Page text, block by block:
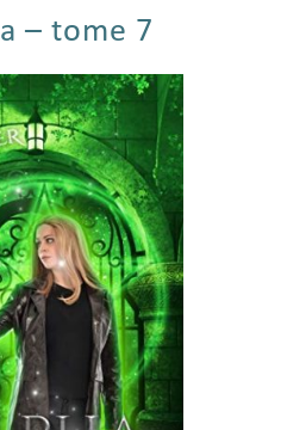
– tome 7